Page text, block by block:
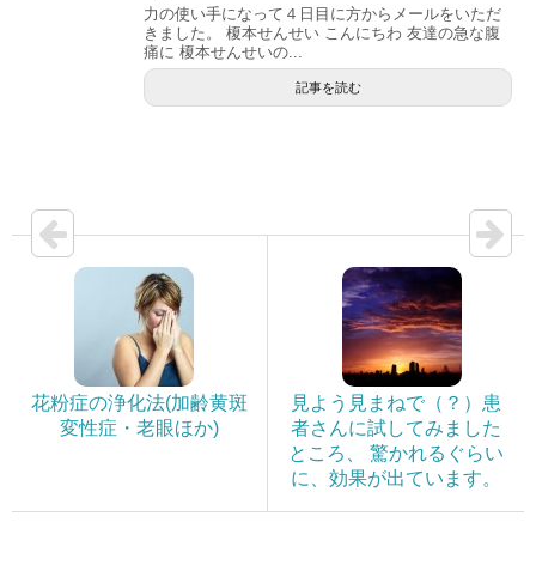
力の使い手になって４日目に方からメールをいただ
きました。 榎本せんせい こんにちわ 友達の急な腹
痛に 榎本せんせいの...
記事を読む
花粉症の浄化法(加齢黄斑
変性症・老眼ほか)
見よう見まねで（？）患
者さんに試してみました
ところ、 驚かれるぐらい
に、効果が出ています。